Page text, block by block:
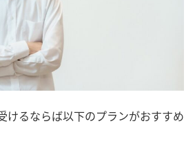
けるならば以下のプランがおすすめ